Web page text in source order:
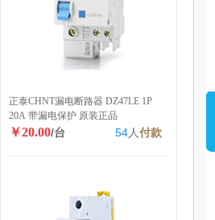
正泰CHNT漏电断路器 DZ47LE 1P
20A 带漏电保护 原装正品
￥20.00/台 54人付款